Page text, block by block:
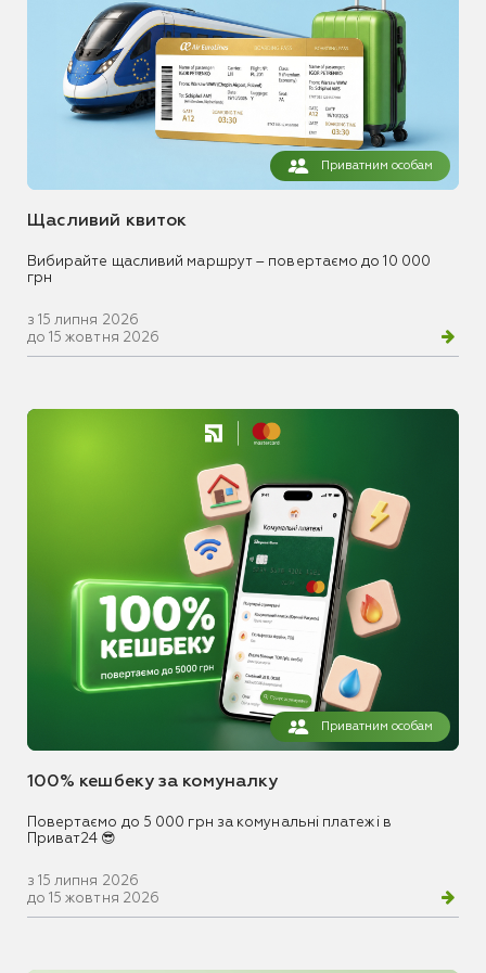
Приватним особам
Щасливий квиток
Вибирайте щасливий маршрут – повертаємо до 10 000
грн
з 15 липня 2026
до 15 жовтня 2026
Приватним особам
100% кешбеку за комуналку
Повертаємо до 5 000 грн за комунальні платежі в
Приват24 😎
з 15 липня 2026
до 15 жовтня 2026